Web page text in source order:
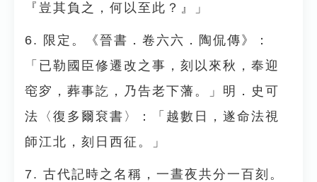
『豈其負之，何以至此？』」
6. 限定。《晉書．卷六六．陶侃傳》：
「已勒國臣修遷改之事，刻以來秋，奉迎
窀穸，葬事訖，乃告老下藩。」明．史可
法〈復多爾袞書〉：「越數日，遂命法視
師江北，刻日西征。」
7. 古代記時之名稱，一晝夜共分一百刻。